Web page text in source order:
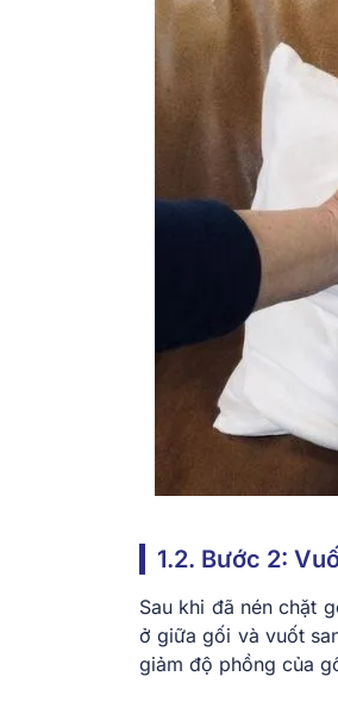
1.2. Bước 2:
Sau khi đã nén chặt
ở giữa gối và vuốt
giảm độ phồng của